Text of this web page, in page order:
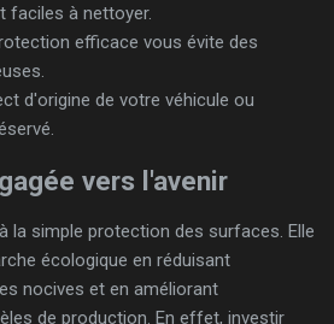
faciles à nettoyer.
efficace vous évite des
d'origine de votre véhicule ou
vers l'avenir
la simple protection des surfaces. Elle
écologique en réduisant
nocives et en améliorant
de production. En effet, investir